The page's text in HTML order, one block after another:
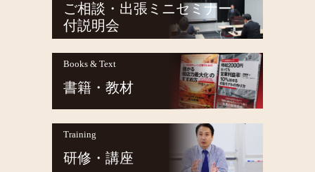
ご相談・出張ミニセミナー
付説明会
Books & Text
書籍・教材
Training
研修・講座